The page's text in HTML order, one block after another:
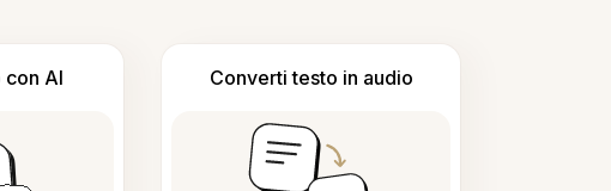
con AI Converti testo in audio